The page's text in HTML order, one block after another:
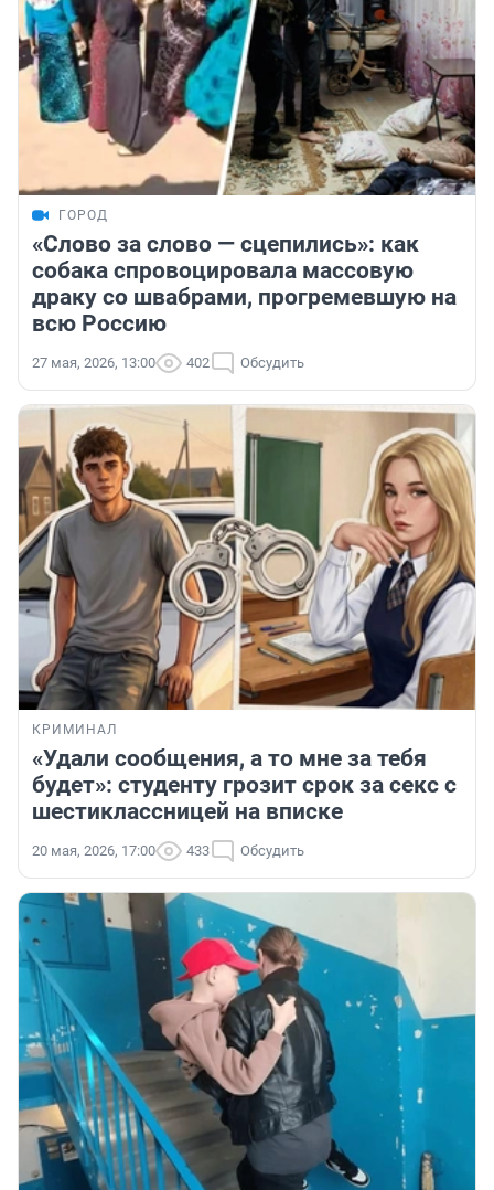
ГОРОД
«Слово за слово — сцепились»: как
собака спровоцировала массовую
драку со швабрами, прогремевшую на
всю Россию
27 мая, 2026, 13:00 402 Обсудить
КРИМИНАЛ
«Удали сообщения, а то мне за тебя
будет»: студенту грозит срок за секс с
шестиклассницей на вписке
20 мая, 2026, 17:00 433 Обсудить